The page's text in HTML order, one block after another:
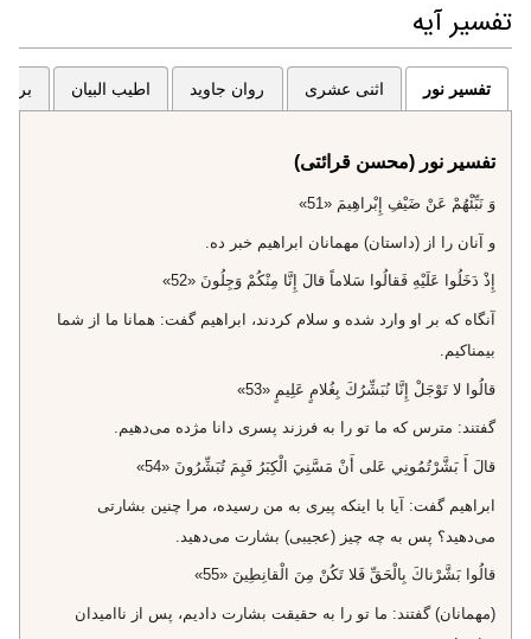
تفسیر آیه
تفسیر نور اثنی عشری روان جاوید اطیب البیان
تفسیر نور (محسن قرائتی)
وَ نَبِّئْهُمْ عَنْ ضَيْفِ إِبْراهِيمَ «51»
و آنان را از (داستان) مهمانان ابراهيم خبر ده.
إِذْ دَخَلُوا عَلَيْهِ فَقالُوا سَلاماً قالَ إِنَّا مِنْكُمْ وَجِلُونَ «52»
آنگاه كه بر او وارد شده و سلام كردند، ابراهيم گفت: همانا ما از شما
بيمناكيم.
قالُوا لا تَوْجَلْ إِنَّا نُبَشِّرُكَ بِغُلامٍ عَلِيمٍ «53»
گفتند: مترس كه ما تو را به فرزند پسرى دانا مژده مى‌دهيم.
قالَ أَ بَشَّرْتُمُونِي عَلى‌ أَنْ مَسَّنِيَ الْكِبَرُ فَبِمَ تُبَشِّرُونَ «54»
ابراهيم گفت: آيا با اينكه پيرى به من رسيده، مرا چنين بشارتى
مى‌دهيد؟ پس به چه چيز (عجيبى) بشارت مى‌دهيد.
قالُوا بَشَّرْناكَ بِالْحَقِّ فَلا تَكُنْ مِنَ الْقانِطِينَ «55»
(مهمانان) گفتند: ما تو را به حقيقت بشارت داديم، پس از نااميدان